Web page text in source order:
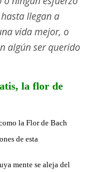
llegan a
vida mejor, o
algún ser querido
la flor de
la Flor de Bach
de esta
mente se aleja del